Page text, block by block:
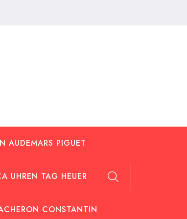
AUDEMARS PIGUET
UHREN TAG HEUER
CONSTANTIN